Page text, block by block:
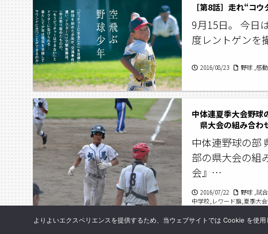
［第8話］走れ“コウ
9月15日。 今日
度レントゲンを
2016/08/23 野球 ,感
中体連夏季大会野球
県大会の組み合わ
中体連野球の部
部の県大会の組
会』…
2016/07/22 野球 ,試
中学校,レワード旗,夏季大
よりよいエクスペリエンスを提供するため、当ウェブサイトでは Cookie を使